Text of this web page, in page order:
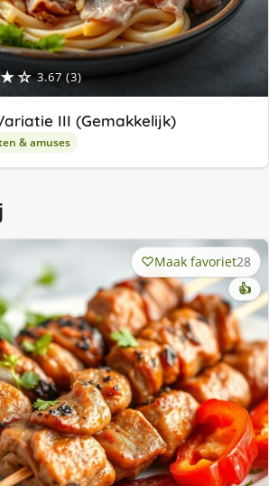
3.67 (3)
III (Gemakkelijk)
& amuses
Maak favoriet28
👍